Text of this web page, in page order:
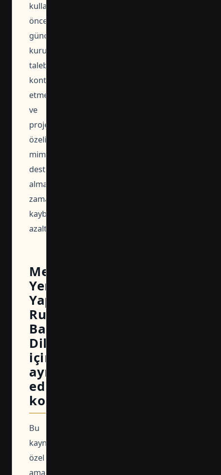
kullanmadan
önce
güncel
kurum
talebini
kontrol
etmek
ve
proje
özelinde
mimari
destek
almak
zaman
kaybını
azaltır.
Merkezefendi
Yeni
Yapı
Ruhsatı
Başvuru
Dilekçesi
için
ayırt
edici
kontrol
Bu
kaynağın
özel
amacı,